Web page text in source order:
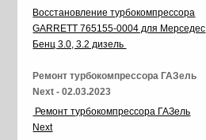
Восстановление турбокомпрессора
GARRETT 765155-0004 для Мерседес
Бенц 3.0, 3.2 дизель
Ремонт турбокомпрессора ГАЗель
Next - 02.03.2023
Ремонт турбокомпрессора ГАЗель
Next